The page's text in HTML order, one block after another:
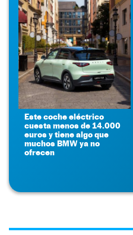
Este coche eléctrico
cuesta menos de 14.000
euros y tiene algo que
muchos BMW ya no
ofrecen